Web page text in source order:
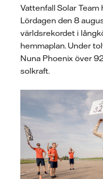
Vattenfall Solar Team
Lördagen den 8
världsrekordet i
hemmaplan. Under
Nuna Phoenix över
solkraft.